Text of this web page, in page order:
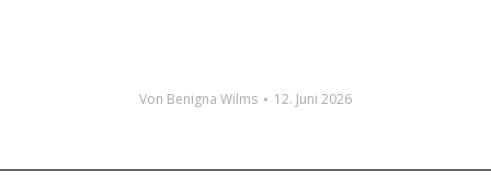
Von Benigna Wilms 12. Juni 2026